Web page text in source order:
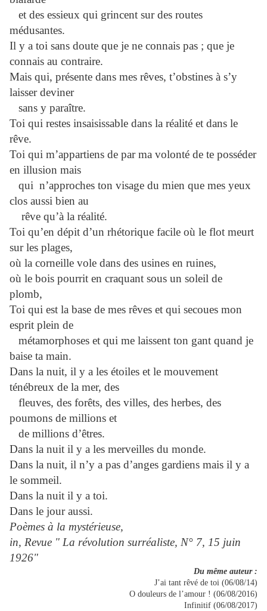
et des essieux qui grincent sur des routes
médusantes.
Il y a toi sans doute que je ne connais pas ; que je
connais au contraire.
Mais qui, présente dans mes rêves, t’obstines à s’y
laisser deviner
sans y paraître.
Toi qui restes insaisissable dans la réalité et dans le
rêve.
Toi qui m’appartiens de par ma volonté de te posséder
en illusion mais
qui n’approches ton visage du mien que mes yeux
clos aussi bien au
rêve qu’à la réalité.
Toi qu’en dépit d’un rhétorique facile où le flot meurt
sur les plages,
où la corneille vole dans des usines en ruines,
où le bois pourrit en craquant sous un soleil de
plomb,
Toi qui est la base de mes rêves et qui secoues mon
esprit plein de
métamorphoses et qui me laissent ton gant quand je
baise ta main.
Dans la nuit, il y a les étoiles et le mouvement
ténébreux de la mer, des
fleuves, des forêts, des villes, des herbes, des
poumons de millions et
de millions d’êtres.
Dans la nuit il y a les merveilles du monde.
Dans la nuit, il n’y a pas d’anges gardiens mais il y a
le sommeil.
Dans la nuit il y a toi.
Dans le jour aussi.
Poèmes à la mystérieuse,
in, Revue " La révolution surréaliste, N° 7, 15 juin
1926"
Du même auteur :
J’ai tant rêvé de toi (06/08/14)
O douleurs de l’amour ! (06/08/2016)
Infinitif (06/08/2017)